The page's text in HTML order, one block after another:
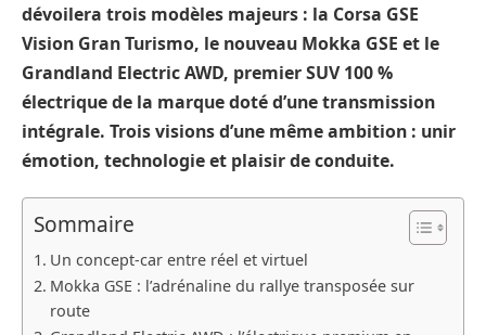
dévoilera trois modèles majeurs : la Corsa GSE
Vision Gran Turismo, le nouveau Mokka GSE et le
Grandland Electric AWD, premier SUV 100 %
électrique de la marque doté d’une transmission
intégrale. Trois visions d’une même ambition : unir
émotion, technologie et plaisir de conduite.
Sommaire
Un concept-car entre réel et virtuel
Mokka GSE : l’adrénaline du rallye transposée sur
route